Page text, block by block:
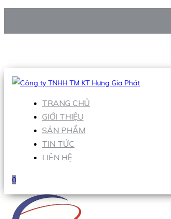
Hotline:0938 906 663
TRANG CHỦ
GIỚI THIỆU
SẢN PHẨM
TIN TỨC
LIÊN HỆ
0